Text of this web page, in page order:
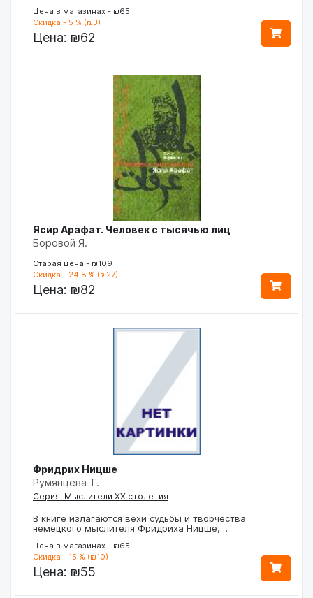
Цена в магазинах - ₪65
Скидка - 5 % (₪3)
Цена: ₪62
Ясир Арафат. Человек с тысячью лиц
Боровой Я.
Старая цена - ₪109
Скидка - 24.8 % (₪27)
Цена: ₪82
Фридрих Ницше
Румянцева Т.
Серия: Мыслители XX столетия
В книге излагаются вехи судьбы и творчества
немецкого мыслителя Фридриха Ницше,…
Цена в магазинах - ₪65
Скидка - 15 % (₪10)
Цена: ₪55